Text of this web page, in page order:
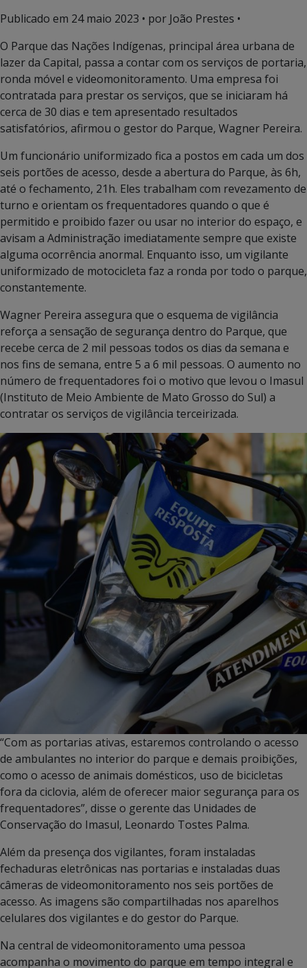
Publicado em 24 maio 2023 • por João Prestes •
O Parque das Nações Indígenas, principal área urbana de
lazer da Capital, passa a contar com os serviços de portaria,
ronda móvel e videomonitoramento. Uma empresa foi
contratada para prestar os serviços, que se iniciaram há
cerca de 30 dias e tem apresentado resultados
satisfatórios, afirmou o gestor do Parque, Wagner Pereira.
Um funcionário uniformizado fica a postos em cada um dos
seis portões de acesso, desde a abertura do Parque, às 6h,
até o fechamento, 21h. Eles trabalham com revezamento de
turno e orientam os frequentadores quando o que é
permitido e proibido fazer ou usar no interior do espaço, e
avisam a Administração imediatamente sempre que existe
alguma ocorrência anormal. Enquanto isso, um vigilante
uniformizado de motocicleta faz a ronda por todo o parque,
constantemente.
Wagner Pereira assegura que o esquema de vigilância
reforça a sensação de segurança dentro do Parque, que
recebe cerca de 2 mil pessoas todos os dias da semana e
nos fins de semana, entre 5 a 6 mil pessoas. O aumento no
número de frequentadores foi o motivo que levou o Imasul
(Instituto de Meio Ambiente de Mato Grosso do Sul) a
contratar os serviços de vigilância terceirizada.
“Com as portarias ativas, estaremos controlando o acesso
de ambulantes no interior do parque e demais proibições,
como o acesso de animais domésticos, uso de bicicletas
fora da ciclovia, além de oferecer maior segurança para os
frequentadores”, disse o gerente das Unidades de
Conservação do Imasul, Leonardo Tostes Palma.
Além da presença dos vigilantes, foram instaladas
fechaduras eletrônicas nas portarias e instaladas duas
câmeras de videomonitoramento nos seis portões de
acesso. As imagens são compartilhadas nos aparelhos
celulares dos vigilantes e do gestor do Parque.
Na central de videomonitoramento uma pessoa
acompanha o movimento do parque em tempo integral e